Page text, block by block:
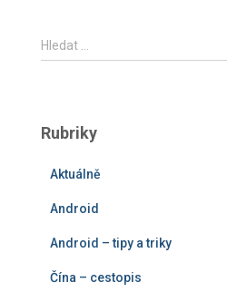
V
y
d
Hledat …
Rubriky
Aktuálně
Android
Android – tipy a triky
Čína – cestopis